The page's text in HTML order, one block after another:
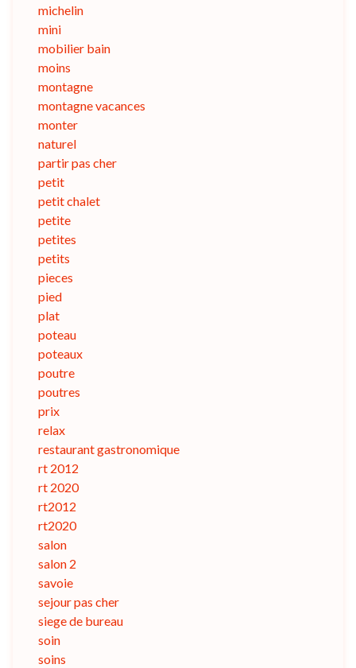
michelin
mini
mobilier bain
moins
montagne
montagne vacances
monter
naturel
partir pas cher
petit
petit chalet
petite
petites
petits
pieces
pied
plat
poteau
poteaux
poutre
poutres
prix
relax
restaurant gastronomique
rt 2012
rt 2020
rt2012
rt2020
salon
salon 2
savoie
sejour pas cher
siege de bureau
soin
soins